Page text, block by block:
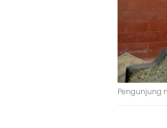
Pengunjung